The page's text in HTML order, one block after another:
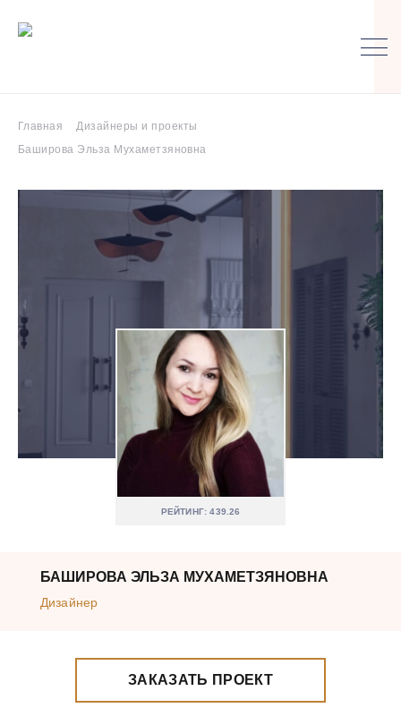
Главная
Дизайнеры и проекты
Баширова Эльза Мухаметзяновна
РЕЙТИНГ: 439.26
БАШИРОВА ЭЛЬЗА МУХАМЕТЗЯНОВНА
Дизайнер
ЗАКАЗАТЬ ПРОЕКТ